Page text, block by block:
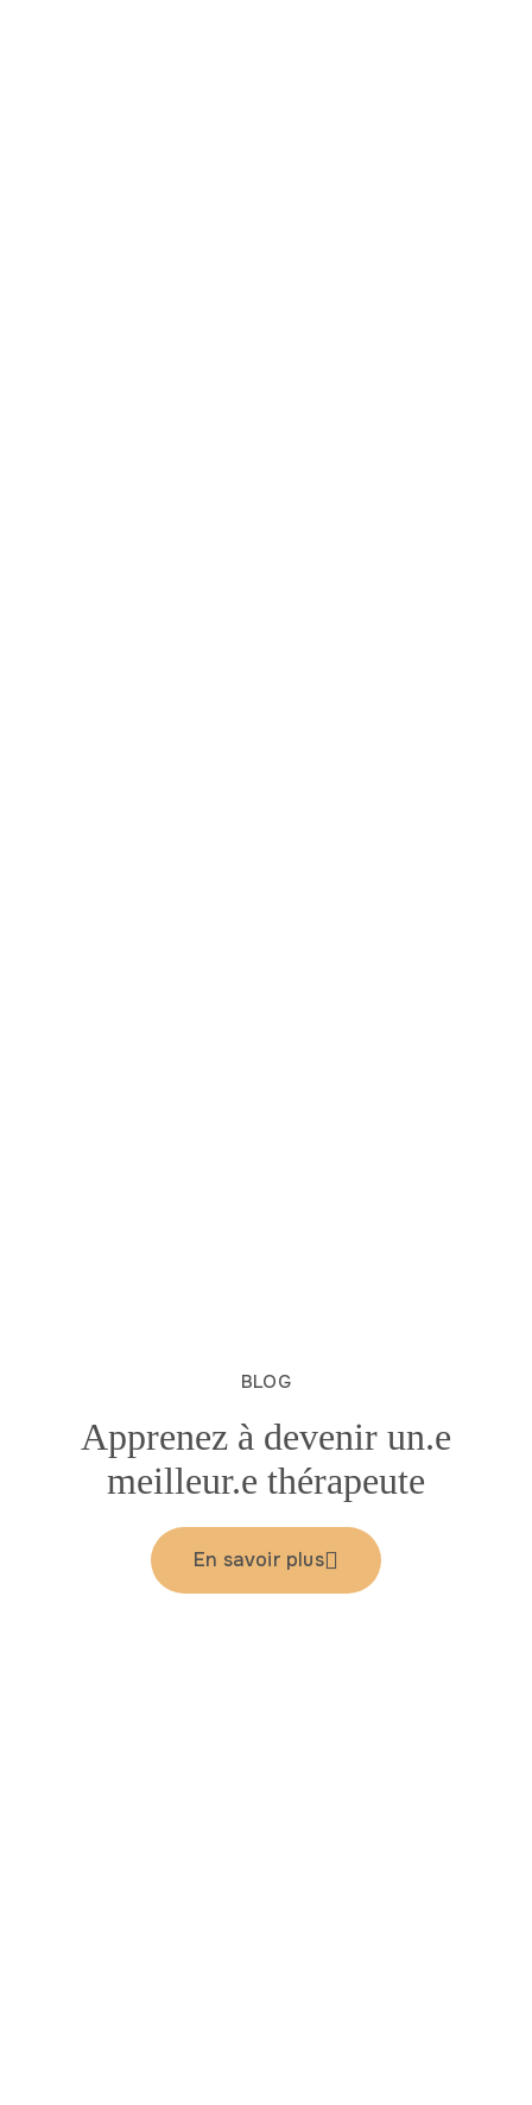
Apprenez à devenir un.e
meilleur.e thérapeute
BLOG
En savoir plus